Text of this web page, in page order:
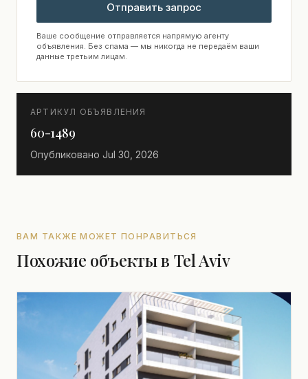
Отправить запрос
Ваше сообщение отправляется напрямую агенту
объявления. Без спама — мы никогда не передаём ваши
данные третьим лицам.
АРТИКУЛ ОБЪЯВЛЕНИЯ
60-1489
Опубликовано Jul 30, 2026
ВАМ ТАКЖЕ МОЖЕТ ПОНРАВИТЬСЯ
Похожие объекты в Tel Aviv